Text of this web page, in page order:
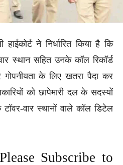
ने निर्धारित किया है कि
स्थान सहित उनके कॉल रिकॉर्ड
के लिए खतरा पैदा कर
को छापेमारी दल के सदस्यों
वार स्थानों वाले कॉल डिटेल
Subscribe to